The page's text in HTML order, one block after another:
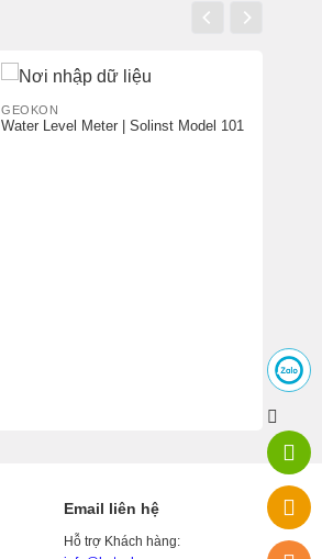
GEOKON
Water Level Meter | Solinst Model 101
Email liên hệ
Hỗ trợ Khách hàng: